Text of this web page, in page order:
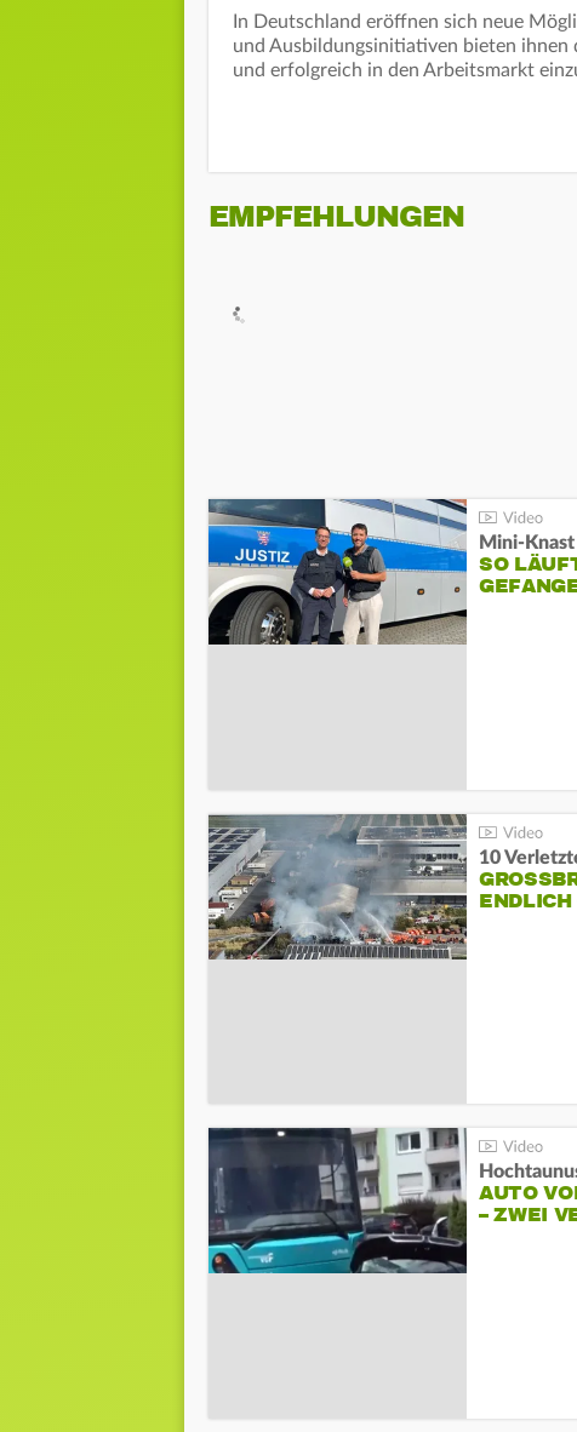
In Deutschland eröffnen sich neue
und Ausbildungsinitiativen bieten
und erfolgreich in den Arbeitsmarkt
EMPFEHLUNGEN
Mini-
SO
10
NDLICH
AUTO
– ZWEI